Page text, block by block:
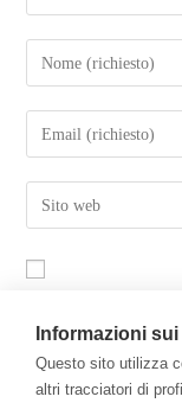
prossima volta che
Informazioni
Questo sito utilizza
altri tracciatori di